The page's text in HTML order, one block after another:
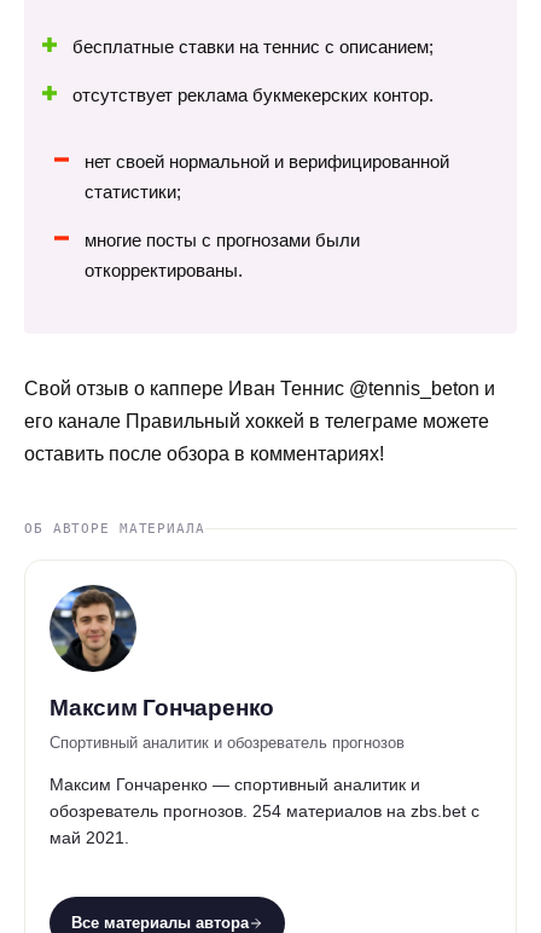
бесплатные ставки на теннис с описанием;
отсутствует реклама букмекерских контор.
нет своей нормальной и верифицированной
статистики;
многие посты с прогнозами были
откорректированы.
Свой отзыв о каппере Иван Теннис @tennis_beton и
его канале Правильный хоккей в телеграме можете
оставить после обзора в комментариях!
ОБ АВТОРЕ МАТЕРИАЛА
Максим Гончаренко
Спортивный аналитик и обозреватель прогнозов
Максим Гончаренко — спортивный аналитик и
обозреватель прогнозов. 254 материалов на zbs.bet с
май 2021.
Все материалы автора